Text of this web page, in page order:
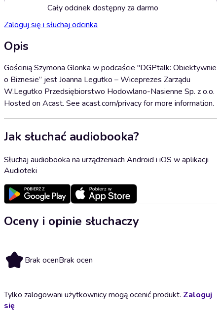
Cały odcinek dostępny za darmo
Zaloguj się i słuchaj odcinka
Opis
Gościnią Szymona Glonka w podcaście "DGPtalk: Obiektywnie
o Biznesie” jest Joanna Legutko – Wiceprezes Zarządu
W.Legutko Przedsiębiorstwo Hodowlano-Nasienne Sp. z o.o.
Hosted on Acast. See acast.com/privacy for more information.
Jak słuchać audiobooka?
Słuchaj audiobooka na urządzeniach Android i iOS w aplikacji
Audioteki
Oceny i opinie słuchaczy
Brak ocenBrak ocen
Tylko zalogowani użytkownicy mogą ocenić produkt. Zaloguj
się